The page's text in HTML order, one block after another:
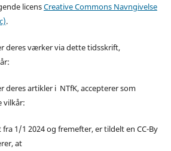
licensCreative Commons Navngivelse
.
deres værker via dette tidsskrift,
deres artikler i NTfK, accepterer som
vilkår:
1/1 2024 og fremefter, er tildelt en CC-By
at